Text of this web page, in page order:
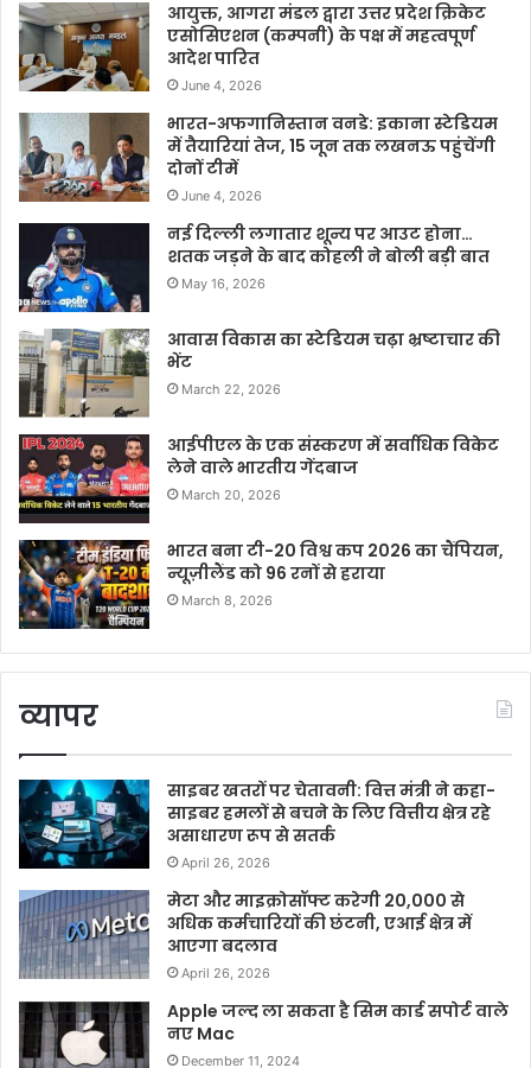
आयुक्त, आगरा मंडल द्वारा उत्तर प्रदेश क्रिकेट
एसोसिएशन (कम्पनी) के पक्ष में महत्वपूर्ण
आदेश पारित
June 4, 2026
भारत-अफगानिस्तान वनडे: इकाना स्टेडियम
में तैयारियां तेज, 15 जून तक लखनऊ पहुंचेंगी
दोनों टीमें
June 4, 2026
नई दिल्ली लगातार शून्य पर आउट होना…
शतक जड़ने के बाद कोहली ने बोली बड़ी बात
May 16, 2026
आवास विकास का स्टेडियम चढ़ा भ्रष्टाचार की
भेंट
March 22, 2026
आईपीएल के एक संस्करण में सर्वाधिक विकेट
लेने वाले भारतीय गेंदबाज
March 20, 2026
भारत बना टी-20 विश्व कप 2026 का चैंपियन,
न्यूज़ीलैंड को 96 रनों से हराया
March 8, 2026
व्यापर
साइबर खतरों पर चेतावनी: वित्त मंत्री ने कहा-
साइबर हमलों से बचने के लिए वित्तीय क्षेत्र रहे
असाधारण रूप से सतर्क
April 26, 2026
मेटा और माइक्रोसॉफ्ट करेगी 20,000 से
अधिक कर्मचारियों की छंटनी, एआई क्षेत्र में
आएगा बदलाव
April 26, 2026
Apple जल्द ला सकता है सिम कार्ड सपोर्ट वाले
नए Mac
December 11, 2024